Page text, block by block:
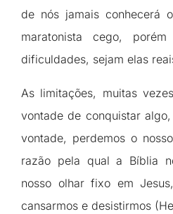
de nós jamais conhecerá
maratonista cego,
dificuldades, sejam elas
As limitações, muitas
vontade de conquistar
vontade, perdemos o
razão pela qual a Bíblia
nosso olhar fixo em
cansarmos e desistirmos